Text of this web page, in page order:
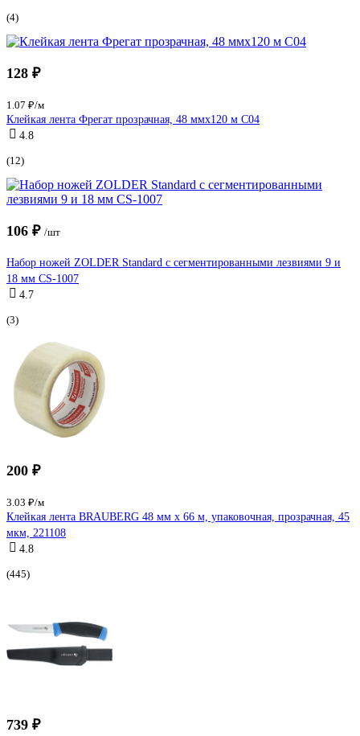
(4)
128 ₽
1.07 ₽/м
Клейкая лента Фрегат прозрачная, 48 ммх120 м С04
4.8
(12)
106 ₽ /шт
Набор ножей ZOLDER Standard с сегментированными лезвиями 9 и
18 мм CS-1007
4.7
(3)
200 ₽
3.03 ₽/м
Клейкая лента BRAUBERG 48 мм х 66 м, упаковочная, прозрачная, 45
мкм, 221108
4.8
(445)
739 ₽